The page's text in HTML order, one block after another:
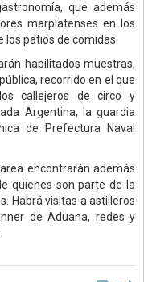
que además
marplatenses en los
patios de comidas.
habilitados muestras,
recorrido en el que
callejeros de circo y
Argentina, la guardia
de Prefectura Naval
encontrarán además
quienes son parte de la
Habrá visitas a astilleros
de Aduana, redes y